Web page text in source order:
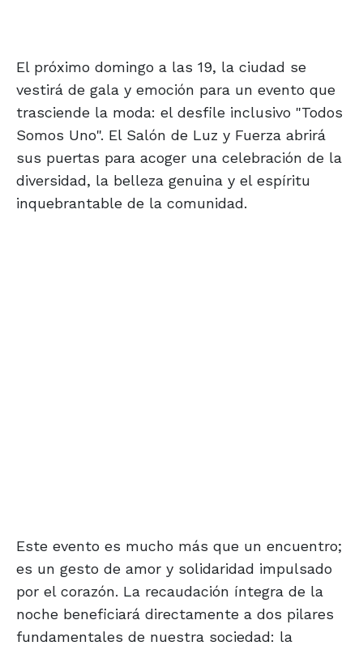
El próximo domingo a las 19, la ciudad se
vestirá de gala y emoción para un evento que
trasciende la moda: el desfile inclusivo "Todos
Somos Uno". El Salón de Luz y Fuerza abrirá
sus puertas para acoger una celebración de la
diversidad, la belleza genuina y el espíritu
inquebrantable de la comunidad.
Este evento es mucho más que un encuentro;
es un gesto de amor y solidaridad impulsado
por el corazón. La recaudación íntegra de la
noche beneficiará directamente a dos pilares
fundamentales de nuestra sociedad: la